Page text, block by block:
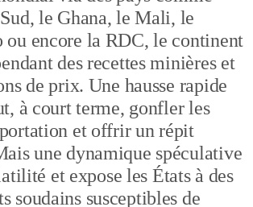
le Ghana, le Mali, le
ou encore la RDC, le continent
des recettes minières et
de prix. Une hausse rapide
à court terme, gonfler les
et offrir un répit
une dynamique spéculative
et expose les États à des
soudains susceptibles de